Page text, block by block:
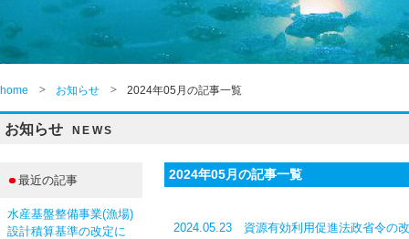
home お知らせ 2024年05月の記事一覧
お知らせ NEWS
2024年05月の記事一覧
2024.05.23 資源有効利用促進法政省令の
最近の記事
水産基盤整備事業(漁場)
設計積算基準の改定に